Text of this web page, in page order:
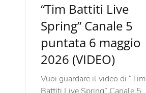
“Tim Battiti Live
Spring” Canale 5
puntata 6 maggio
2026 (VIDEO)
Vuoi guardare il video di “Tim